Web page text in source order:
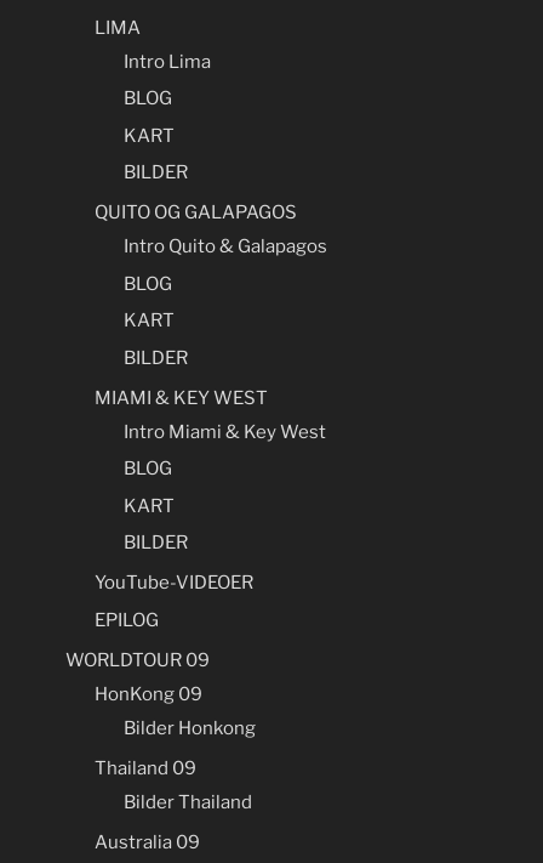
LIMA
Intro Lima
BLOG
KART
BILDER
QUITO OG GALAPAGOS
Intro Quito & Galapagos
BLOG
KART
BILDER
MIAMI & KEY WEST
Intro Miami & Key West
BLOG
KART
BILDER
YouTube-VIDEOER
EPILOG
WORLDTOUR 09
HonKong 09
Bilder Honkong
Thailand 09
Bilder Thailand
Australia 09